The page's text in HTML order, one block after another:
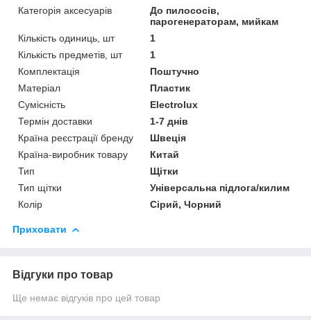
Категорія аксесуарів
До пилососів,
парогенераторам, мийкам
Кількість одиниць, шт
1
Кількість предметів, шт
1
Комплектація
Поштучно
Матеріал
Пластик
Сумісність
Electrolux
Термін доставки
1-7 днів
Країна реєстрації бренду
Швеція
Країна-виробник товару
Китай
Тип
Щітки
Тип щітки
Універсальна підлога/килим
Колір
Сірий, Чорний
Приховати
Відгуки про товар
Ще немає відгуків про цей товар